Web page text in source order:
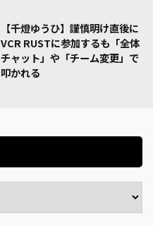
【千燈ゆうひ】謹慎明け直後に
VCR RUSTに参加するも「全体
チャット」や「チーム変更」で
叩かれる